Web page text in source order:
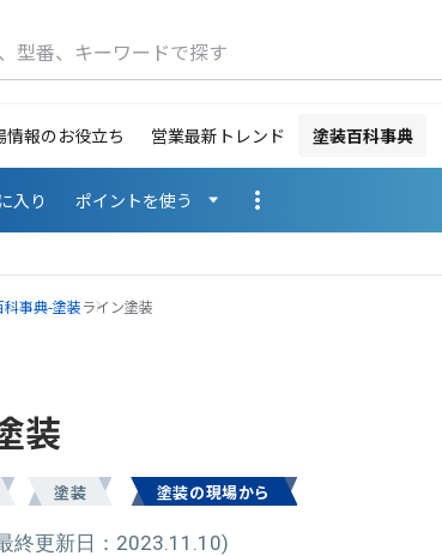
型番、キーワードで探す
情報のお役立ち 営業最新トレンド 塗装百科事典
入り ポイントを使う
科事典-塗装ライン塗装
装
塗装 塗装の現場から
終更新日：2023.11.10)